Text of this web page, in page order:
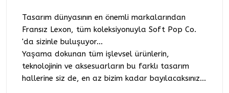
Tasarım dünyasının en önemli markalarından
Fransız Lexon, tüm koleksiyonuyla Soft Pop Co.
'da sizinle buluşuyor...
Yaşama dokunan tüm işlevsel ürünlerin,
teknolojinin ve aksesuarların bu farklı tasarım
hallerine siz de, en az bizim kadar bayılacaksınız...